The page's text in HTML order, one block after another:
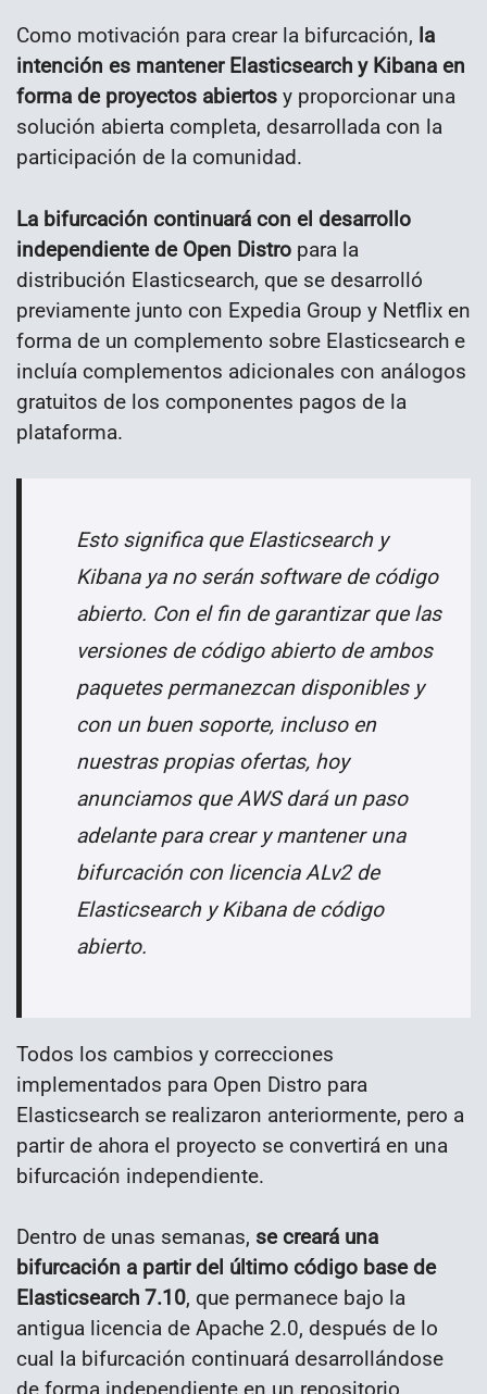
Como motivación para crear la bifurcación, la
intención es mantener Elasticsearch y Kibana en
forma de proyectos abiertos y proporcionar una
solución abierta completa, desarrollada con la
participación de la comunidad.
La bifurcación continuará con el desarrollo
independiente de Open Distro para la
distribución Elasticsearch, que se desarrolló
previamente junto con Expedia Group y Netflix en
forma de un complemento sobre Elasticsearch e
incluía complementos adicionales con análogos
gratuitos de los componentes pagos de la
plataforma.
Esto significa que Elasticsearch y
Kibana ya no serán software de código
abierto. Con el fin de garantizar que las
versiones de código abierto de ambos
paquetes permanezcan disponibles y
con un buen soporte, incluso en
nuestras propias ofertas, hoy
anunciamos que AWS dará un paso
adelante para crear y mantener una
bifurcación con licencia ALv2 de
Elasticsearch y Kibana de código
abierto.
Todos los cambios y correcciones
implementados para Open Distro para
Elasticsearch se realizaron anteriormente, pero a
partir de ahora el proyecto se convertirá en una
bifurcación independiente.
Dentro de unas semanas, se creará una
bifurcación a partir del último código base de
Elasticsearch 7.10, que permanece bajo la
antigua licencia de Apache 2.0, después de lo
cual la bifurcación continuará desarrollándose